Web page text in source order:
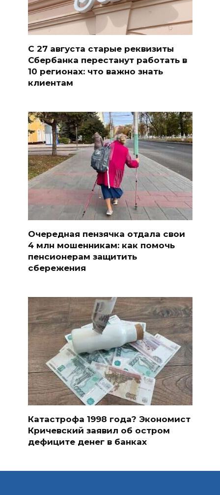
С 27 августа старые реквизиты
Сбербанка перестанут работать в
10 регионах: что важно знать
клиентам
Очередная пензячка отдала свои
4 млн мошенникам: как помочь
пенсионерам защитить
сбережения
Катастрофа 1998 года? Экономист
Кричевский заявил об остром
дефиците денег в банках